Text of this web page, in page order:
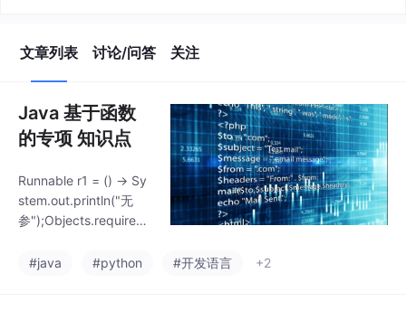
文章列表 讨论/问答 关注
Java 基于函数
的专项 知识点
Runnable r1 = () -> Sy
stem.out.println("无
参");Objects.requireN
为空");// 不影响原始引
#java #python #开发语言 +2